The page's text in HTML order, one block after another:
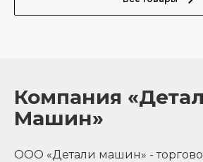
Компания
Машин»
ООО «Детали машин» -